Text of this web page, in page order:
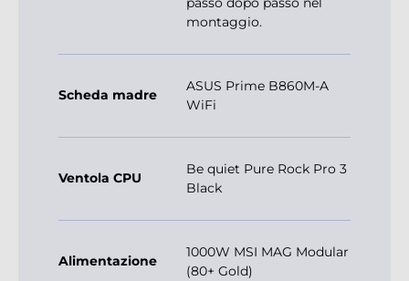
montaggio.
Scheda madre
ASUS Prime B860M-A
WiFi
Ventola CPU
Be quiet Pure Rock Pro 3
Black
Alimentazione
1000W MSI MAG Modular
(80+ Gold)